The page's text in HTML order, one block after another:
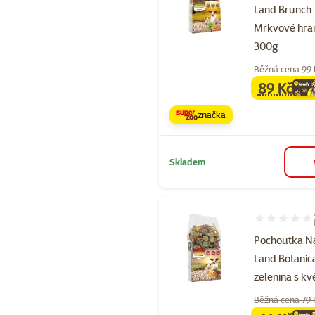
Land Brunch
Mrkvové
300g
Běžná cena 99
family
89 Kč
značka
Skladem
Pochoutka
Land
zelenina s
Hodnocení
Běžná cena 79